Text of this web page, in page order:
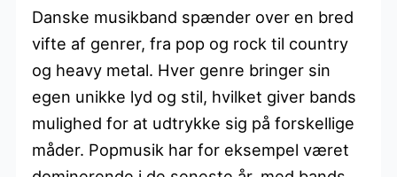
Danske musikband spænder over en bred
vifte af genrer, fra pop og rock til country
og heavy metal. Hver genre bringer sin
egen unikke lyd og stil, hvilket giver bands
mulighed for at udtrykke sig på forskellige
måder. Popmusik har for eksempel været